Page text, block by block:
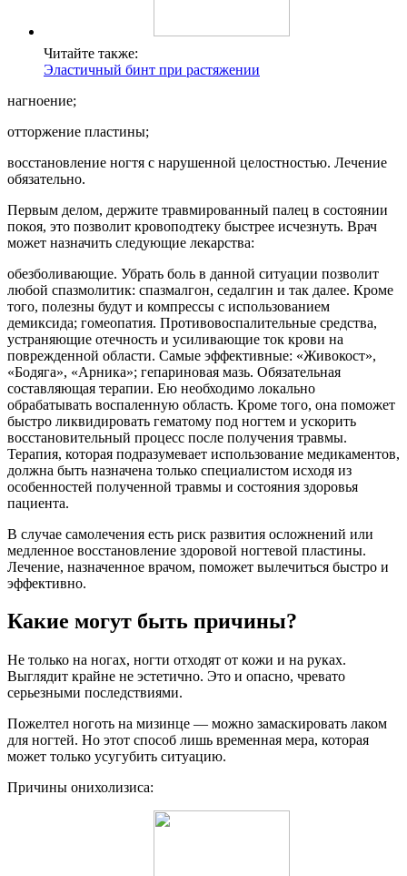
Читайте также:
Эластичный бинт при растяжении
нагноение;
отторжение пластины;
восстановление ногтя с нарушенной целостностью. Лечение
обязательно.
Первым делом, держите травмированный палец в состоянии
покоя, это позволит кровоподтеку быстрее исчезнуть. Врач
может назначить следующие лекарства:
обезболивающие. Убрать боль в данной ситуации позволит
любой спазмолитик: спазмалгон, седалгин и так далее. Кроме
того, полезны будут и компрессы с использованием
демиксида; гомеопатия. Противовоспалительные средства,
устраняющие отечность и усиливающие ток крови на
поврежденной области. Самые эффективные: «Живокост»,
«Бодяга», «Арника»; гепариновая мазь. Обязательная
составляющая терапии. Ею необходимо локально
обрабатывать воспаленную область. Кроме того, она поможет
быстро ликвидировать гематому под ногтем и ускорить
восстановительный процесс после получения травмы.
Терапия, которая подразумевает использование медикаментов,
должна быть назначена только специалистом исходя из
особенностей полученной травмы и состояния здоровья
пациента.
В случае самолечения есть риск развития осложнений или
медленное восстановление здоровой ногтевой пластины.
Лечение, назначенное врачом, поможет вылечиться быстро и
эффективно.
Какие могут быть причины?
Не только на ногах, ногти отходят от кожи и на руках.
Выглядит крайне не эстетично. Это и опасно, чревато
серьезными последствиями.
Пожелтел ноготь на мизинце — можно замаскировать лаком
для ногтей. Но этот способ лишь временная мера, которая
может только усугубить ситуацию.
Причины онихолизиса: